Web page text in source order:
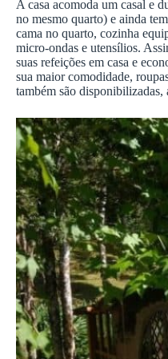
A casa acomoda um casal e
no mesmo quarto) e ainda
cama no quarto, cozinha
micro-ondas e utensílios.
suas refeições em casa e
sua maior comodidade,
também são disponibilizadas,